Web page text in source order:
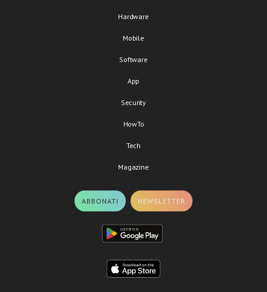
Hardware
Mobile
Software
App
Security
HowTo
Tech
Magazine
ABBONATI NEWSLETTER